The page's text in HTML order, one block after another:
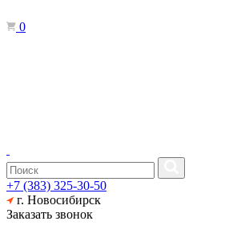
0
+7 (383) 325-30-50
г. Новосибирск
Заказать звонок